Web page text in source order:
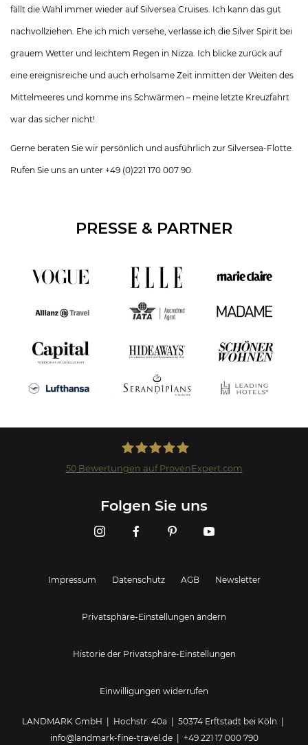
fällt die Wahl immer wieder auf Silversea Cruises. Ich kann das gut
nachvollziehen. Ehe ich mich versehe, verlasse ich die Silver Spirit bei
grauem Wetter und leichtem Regen in Nizza. Ich blicke zurück auf
eine ereignisreiche und auch erholsame Zeit inmitten der Weiten des
Mittelmeeres und komme ins Schwärmen – meine letzte Kreuzfahrt
war das sicher nicht!
Gerne beraten Sie wir persönlich und ausführlich zur Silversea-Flotte.
Rufen Sie uns an unter +49 (0)221 170 007 90.
PRESSE & PARTNER
50Bewertungen auf ProvenExpert.com
Folgen Sie uns
Impressum Datenschutz AGB Newsletter
Privatsphäre-Einstellungen ändern
Historie der Privatsphäre-Einstellungen
Einwilligungen widerrufen
LANDMARK GmbH | Hochstr. 40a | 50374 Erftstadt bei Köln |
info@landmark-fine-travel.de| +49 221 17 000 790